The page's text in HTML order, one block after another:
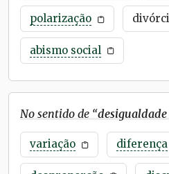
polarização
abismo social
No sentido de “
variação diferença